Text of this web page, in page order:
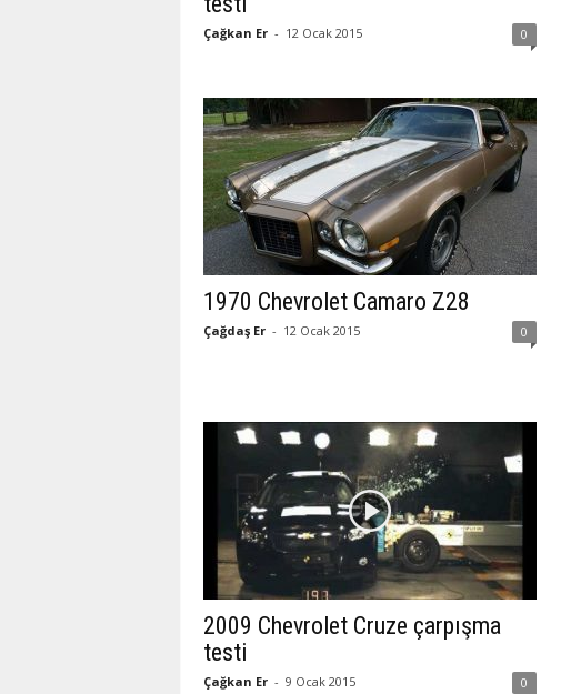
Çağkan Er - 12 Ocak 2015 0
1970 Chevrolet Camaro Z28
Çağdaş Er - 12 Ocak 2015 0
2009 Chevrolet Cruze çarpışma
testi
Çağkan Er - 9 Ocak 2015 0